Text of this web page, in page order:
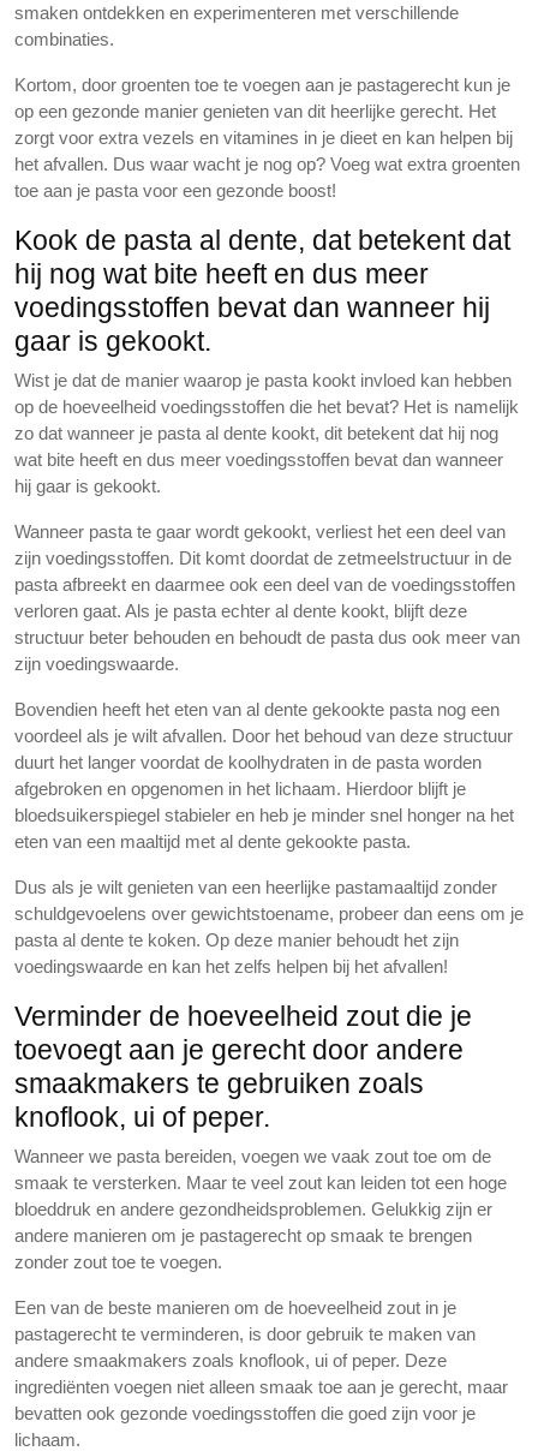
smaken ontdekken en experimenteren met verschillende
combinaties.
Kortom, door groenten toe te voegen aan je pastagerecht kun je
op een gezonde manier genieten van dit heerlijke gerecht. Het
zorgt voor extra vezels en vitamines in je dieet en kan helpen bij
het afvallen. Dus waar wacht je nog op? Voeg wat extra groenten
toe aan je pasta voor een gezonde boost!
Kook de pasta al dente, dat betekent dat
hij nog wat bite heeft en dus meer
voedingsstoffen bevat dan wanneer hij
gaar is gekookt.
Wist je dat de manier waarop je pasta kookt invloed kan hebben
op de hoeveelheid voedingsstoffen die het bevat? Het is namelijk
zo dat wanneer je pasta al dente kookt, dit betekent dat hij nog
wat bite heeft en dus meer voedingsstoffen bevat dan wanneer
hij gaar is gekookt.
Wanneer pasta te gaar wordt gekookt, verliest het een deel van
zijn voedingsstoffen. Dit komt doordat de zetmeelstructuur in de
pasta afbreekt en daarmee ook een deel van de voedingsstoffen
verloren gaat. Als je pasta echter al dente kookt, blijft deze
structuur beter behouden en behoudt de pasta dus ook meer van
zijn voedingswaarde.
Bovendien heeft het eten van al dente gekookte pasta nog een
voordeel als je wilt afvallen. Door het behoud van deze structuur
duurt het langer voordat de koolhydraten in de pasta worden
afgebroken en opgenomen in het lichaam. Hierdoor blijft je
bloedsuikerspiegel stabieler en heb je minder snel honger na het
eten van een maaltijd met al dente gekookte pasta.
Dus als je wilt genieten van een heerlijke pastamaaltijd zonder
schuldgevoelens over gewichtstoename, probeer dan eens om je
pasta al dente te koken. Op deze manier behoudt het zijn
voedingswaarde en kan het zelfs helpen bij het afvallen!
Verminder de hoeveelheid zout die je
toevoegt aan je gerecht door andere
smaakmakers te gebruiken zoals
knoflook, ui of peper.
Wanneer we pasta bereiden, voegen we vaak zout toe om de
smaak te versterken. Maar te veel zout kan leiden tot een hoge
bloeddruk en andere gezondheidsproblemen. Gelukkig zijn er
andere manieren om je pastagerecht op smaak te brengen
zonder zout toe te voegen.
Een van de beste manieren om de hoeveelheid zout in je
pastagerecht te verminderen, is door gebruik te maken van
andere smaakmakers zoals knoflook, ui of peper. Deze
ingrediënten voegen niet alleen smaak toe aan je gerecht, maar
bevatten ook gezonde voedingsstoffen die goed zijn voor je
lichaam.